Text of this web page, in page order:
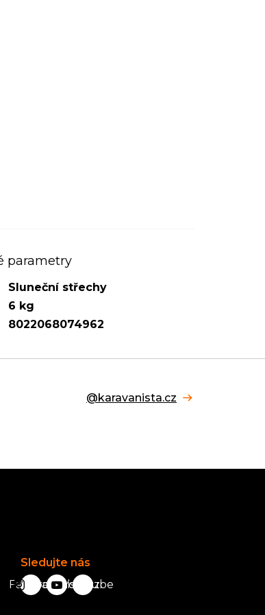
parametry
Sluneční střechy
6 kg
8022068074962
@karavanista.cz
Sledujte nás
Facebook
karavanista.cz
YouTube